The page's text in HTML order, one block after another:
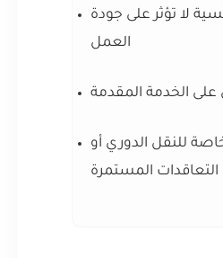
لا تؤثر على جودة
العمل
الخدمة المقدمة
للنقل الدوري أو
التعاقدات المستمرة